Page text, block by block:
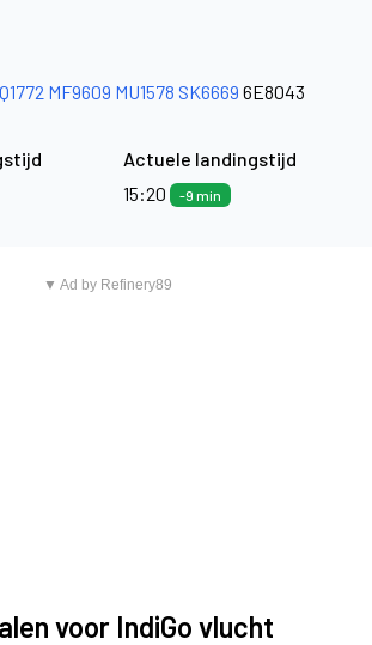
MF9609 MU1578 SK6669 6E8043
Actuele landingstijd
15:20
-9 min
▼ Ad by Refinery89
voor IndiGo vlucht